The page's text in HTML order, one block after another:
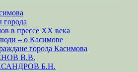
в прессе XX века
– о Касимове
города Касимова
В.В.
Б.Н.